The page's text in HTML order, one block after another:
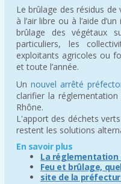
Le brûlage des résidus
à l’air libre ou à l’aide
brûlage des végétaux
particuliers, les
exploitants agricoles ou
et toute l’année.
Unnouvel arrêté
clarifier la
Rhône.
L'apport des déchets
restent les solutions
En savoir plus
La réglementation
Feu et brûlage,
site de la